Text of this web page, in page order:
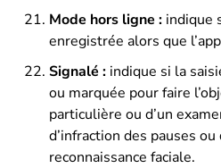
Mode hors ligne : indique
enregistrée alors que
Signalé : indique si la
ou marquée pour faire
particulière ou d’un
d’infraction des pauses
reconnaissance faciale.